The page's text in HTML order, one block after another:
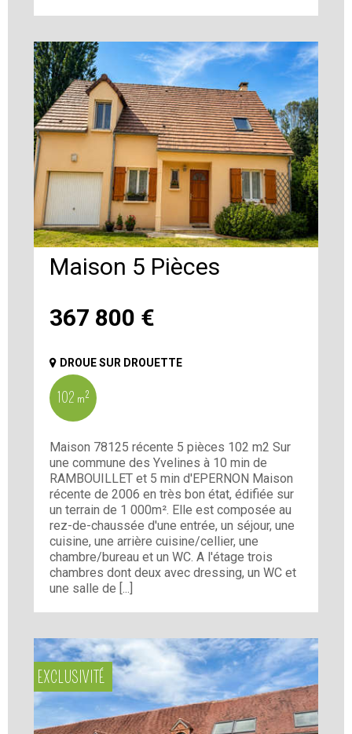
367 800 €
Maison 5 Pièces
DROUE SUR DROUETTE
102 m²
Maison 78125 récente 5 pièces 102 m2 Sur
une commune des Yvelines à 10 min de
RAMBOUILLET et 5 min d'EPERNON Maison
récente de 2006 en très bon état, édifiée sur
un terrain de 1 000m². Elle est composée au
rez-de-chaussée d'une entrée, un séjour, une
cuisine, une arrière cuisine/cellier, une
chambre/bureau et un WC. A l'étage trois
chambres dont deux avec dressing, un WC et
une salle de [...]
EXCLUSIVITÉ